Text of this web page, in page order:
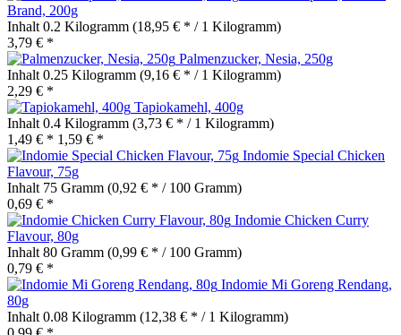
Brand, 200g
Inhalt 0.2 Kilogramm (18,95 € * / 1 Kilogramm)
3,79 € *
Palmenzucker, Nesia, 250g
Inhalt 0.25 Kilogramm (9,16 € * / 1 Kilogramm)
2,29 € *
Tapiokamehl, 400g
Inhalt 0.4 Kilogramm (3,73 € * / 1 Kilogramm)
1,49 € * 1,59 € *
Indomie Special Chicken
Flavour, 75g
Inhalt 75 Gramm (0,92 € * / 100 Gramm)
0,69 € *
Indomie Chicken Curry
Flavour, 80g
Inhalt 80 Gramm (0,99 € * / 100 Gramm)
0,79 € *
Indomie Mi Goreng Rendang,
80g
Inhalt 0.08 Kilogramm (12,38 € * / 1 Kilogramm)